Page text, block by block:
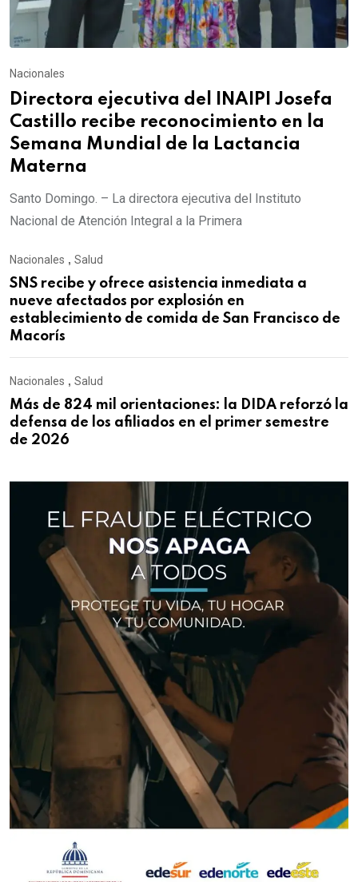
Nacionales
Directora ejecutiva del INAIPI Josefa
Castillo recibe reconocimiento en la
Semana Mundial de la Lactancia
Materna
Santo Domingo. – La directora ejecutiva del Instituto
Nacional de Atención Integral a la Primera
Nacionales , Salud
SNS recibe y ofrece asistencia inmediata a
nueve afectados por explosión en
establecimiento de comida de San Francisco de
Macorís
Nacionales , Salud
Más de 824 mil orientaciones: la DIDA reforzó la
defensa de los afiliados en el primer semestre
de 2026